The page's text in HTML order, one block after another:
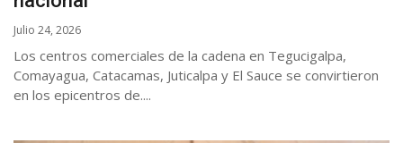
Julio 24, 2026
Los centros comerciales de la cadena en Tegucigalpa,
Comayagua, Catacamas, Juticalpa y El Sauce se convirtieron
en los epicentros de....